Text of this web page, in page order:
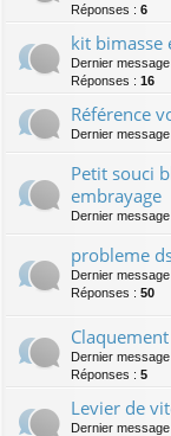
Réponses : 6
kit bimasse
Dernier
Réponses : 16
Référence
Dernier
Petit souci
embrayage
Dernier
probleme
Dernier
Réponses : 50
Dernier
Réponses : 5
Levier de
Dernier